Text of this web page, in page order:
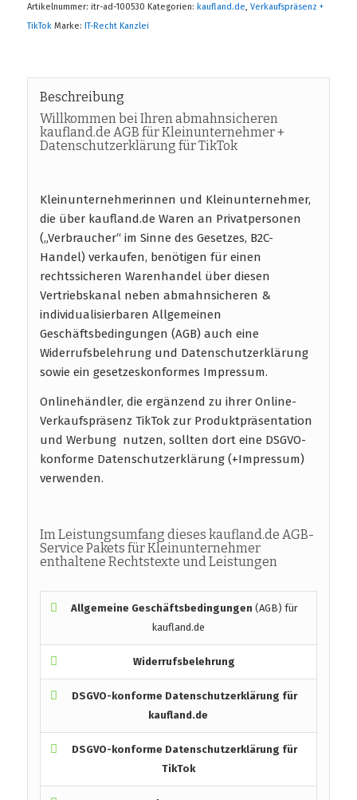
Artikelnummer: itr-ad-100530 Kategorien: kaufland.de, Verkaufspräsenz +
TikTok Marke: IT-Recht Kanzlei
Beschreibung
Willkommen bei Ihren abmahnsicheren
kaufland.de AGB für Kleinunternehmer +
Datenschutzerklärung für TikTok
Kleinunternehmerinnen und Kleinunternehmer,
die über kaufland.de Waren an Privatpersonen
(„Verbraucher“ im Sinne des Gesetzes, B2C-
Handel) verkaufen, benötigen für einen
rechtssicheren Warenhandel über diesen
Vertriebskanal neben abmahnsicheren &
individualisierbaren Allgemeinen
Geschäftsbedingungen (AGB) auch eine
Widerrufsbelehrung und Datenschutzerklärung
sowie ein gesetzeskonformes Impressum.
Onlinehändler, die ergänzend zu ihrer Online-
Verkaufspräsenz TikTok zur Produktpräsentation
und Werbung nutzen, sollten dort eine DSGVO-
konforme Datenschutzerklärung (+Impressum)
verwenden.
Im Leistungsumfang dieses kaufland.de AGB-
Service Pakets für Kleinunternehmer
enthaltene Rechtstexte und Leistungen
Allgemeine Geschäftsbedingungen (AGB) für
kaufland.de
Widerrufsbelehrung
DSGVO-konforme Datenschutzerklärung für
kaufland.de
DSGVO-konforme Datenschutzerklärung für
TikTok